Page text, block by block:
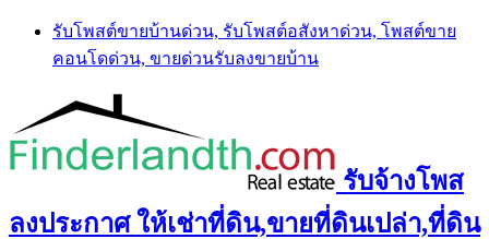
Skip
content
รับโพสต์ขายบ้านด่วน, รับโพสต์อสังหาด่วน, โพสต์ขาย
คอนโดด่วน, ขายด่วนรับลงขายบ้าน
รับจ้างโพส
ลงประกาศ ให้เช่าที่ดิน,ขายที่ดินเปล่า,ที่ดิน